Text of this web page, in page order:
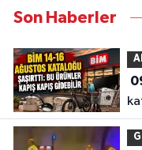
Son Haberler